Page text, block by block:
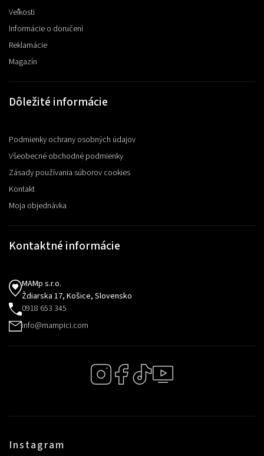
Veľkosti
Informácie o doručení
Reklamácie
Magazín
Dôležité informácie
Podmienky ochrany osobných údajov
Všeobecné obchodné podmienky
Zásady používania súborov cookies
Kontakt
Moja objednávka
Kontaktné informácie
MAMp s.r.o.
Ždiarska 17, Košice, Slovensko
0918 653 345
info@mampici.com
Instagram